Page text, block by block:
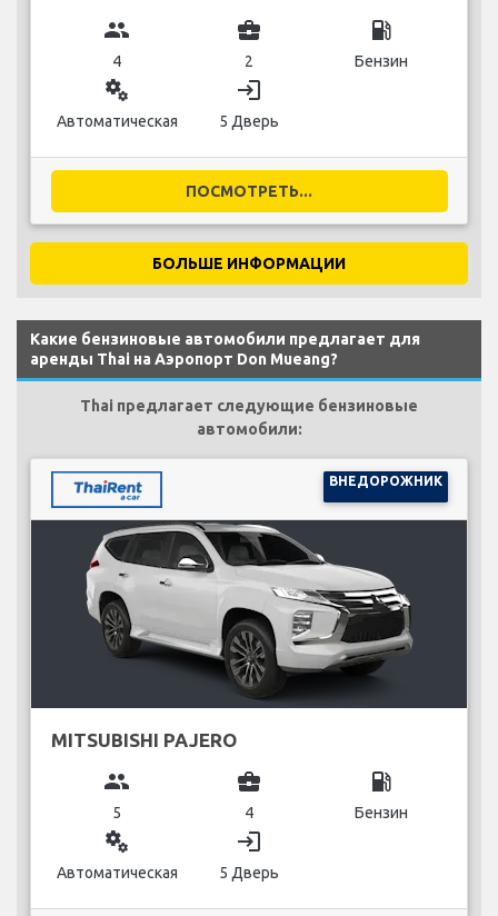
group
4
business_center
2
local_gas_station
Бензин
miscellaneous_services
Автоматическая
login
5 Дверь
ПОСМОТРЕТЬ...
БОЛЬШЕ ИНФОРМАЦИИ
Какие бензиновые автомобили предлагает для
аренды Thai на Аэропорт Don Mueang?
Thai предлагает следующие бензиновые
автомобили:
ВНЕДОРОЖНИК
MITSUBISHI PAJERO
group
5
business_center
4
local_gas_station
Бензин
miscellaneous_services
Автоматическая
login
5 Дверь